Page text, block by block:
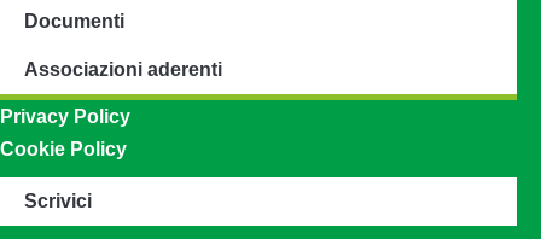
Documenti
Associazioni aderenti
Privacy Policy
Cookie Policy
Scrivici